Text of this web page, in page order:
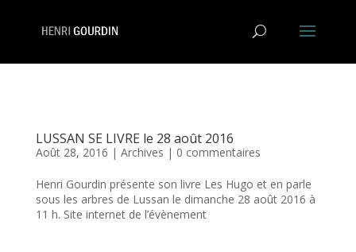
LUSSAN SE LIVRE le 28 août 2016
Août 28, 2016 | Archives | 0 commentaires
Henri Gourdin présente son livre Les Hugo et en parle
sous les arbres de Lussan le dimanche 28 août 2016 à
11 h. Site internet de l’évènement